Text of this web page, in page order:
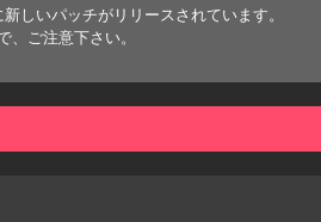
しいパッチがリリースされています。
ご注意下さい。